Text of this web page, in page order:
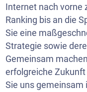
Internet nach vorne
Ranking bis an die
Sie eine
Strategie sowie
Gemeinsam
erfolgreiche
Sie uns gemeinsam